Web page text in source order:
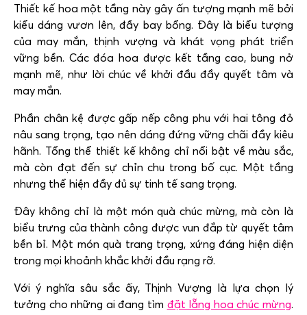
Thiết kế hoa một tầng này gây ấn tượng mạnh mẽ bởi
kiểu dáng vươn lên, đầy bay bổng. Đây là biểu tượng
của may mắn, thịnh vượng và khát vọng phát triển
vững bền. Các đóa hoa được kết tầng cao, bung nở
mạnh mẽ, như lời chúc về khởi đầu đầy quyết tâm và
may mắn.
Phần chân kệ được gấp nếp công phu với hai tông đỏ
nâu sang trọng, tạo nên dáng đứng vững chãi đầy kiêu
hãnh. Tổng thể thiết kế không chỉ nổi bật về màu sắc,
mà còn đạt đến sự chỉn chu trong bố cục. Một tầng
nhưng thể hiện đầy đủ sự tinh tế sang trọng.
Đây không chỉ là một món quà chúc mừng, mà còn là
biểu trưng của thành công được vun đắp từ quyết tâm
bền bỉ. Một món quà trang trọng, xứng đáng hiện diện
trong mọi khoảnh khắc khởi đầu rạng rỡ.
Với ý nghĩa sâu sắc ấy, Thịnh Vượng là lựa chọn lý
tưởng cho những ai đang tìm đặt lẵng hoa chúc mừng.